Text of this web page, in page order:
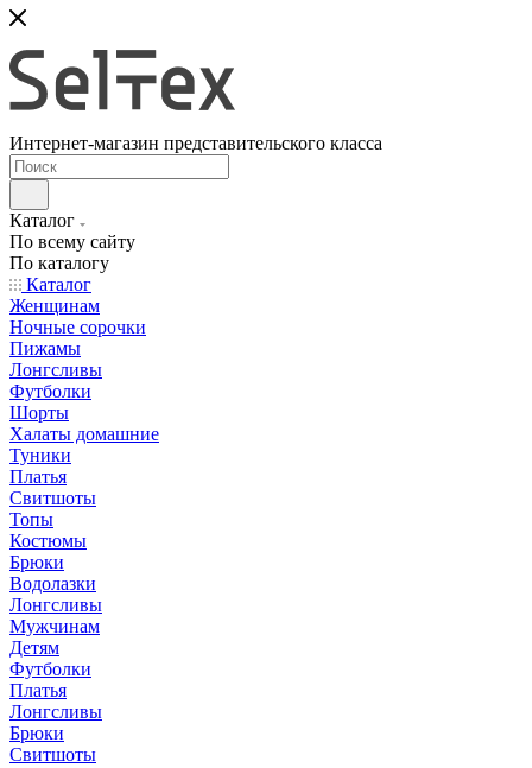
Интернет-магазин представительского класса
Каталог
По всему сайту
По каталогу
Каталог
Женщинам
Ночные сорочки
Пижамы
Лонгсливы
Футболки
Шорты
Халаты домашние
Туники
Платья
Свитшоты
Топы
Костюмы
Брюки
Водолазки
Лонгсливы
Мужчинам
Детям
Футболки
Платья
Лонгсливы
Брюки
Свитшоты